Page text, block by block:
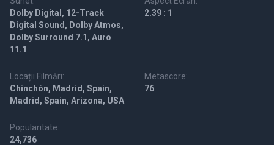
Dolby Digital, 12-Track
Digital Sound, Dolby Atmos,
Dolby Surround 7.1, Auro
11.1
2.39 : 1
Locații Filmări:
Chinchón, Madrid, Spain,
Madrid, Spain, Arizona, USA
Metascore:
76
Popularitate:
24,736